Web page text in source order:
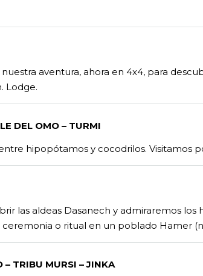
aventura, ahora en 4x4, para
Lodge.
DEL OMO – TURMI
hipopótamos y cocodrilos. Visitamos
las aldeas Dasanech y admiraremos
o ritual en un poblado Hamer
– TRIBU MURSI – JINKA